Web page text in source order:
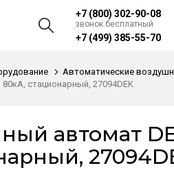
+7 (800) 302-90-08
звонок бесплатный
+7 (499) 385-55-70
Автоматические
80кА, стационарный, 27094DEK
автомат